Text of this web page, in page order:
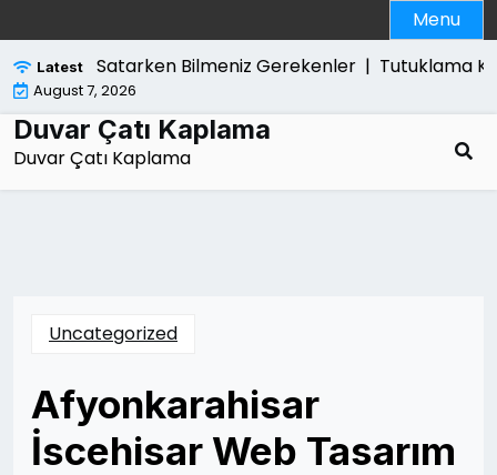
to
content
Menu
Latest
Slim Satarken Bilmeniz Gerekenler |Tutuklama Karari
August 7, 2026
Duvar Çatı Kaplama
Duvar Çatı Kaplama
Uncategorized
Afyonkarahisar
İscehisar Web Tasarım